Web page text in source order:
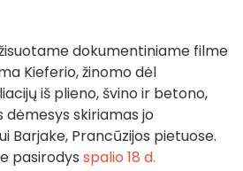
dokumentiniame filme
Kieferio, žinomo dėl
iš plieno, švino ir betono,
skiriamas jo
Barjake, Prancūzijos pietuose.
pasirodys spalio 18 d.